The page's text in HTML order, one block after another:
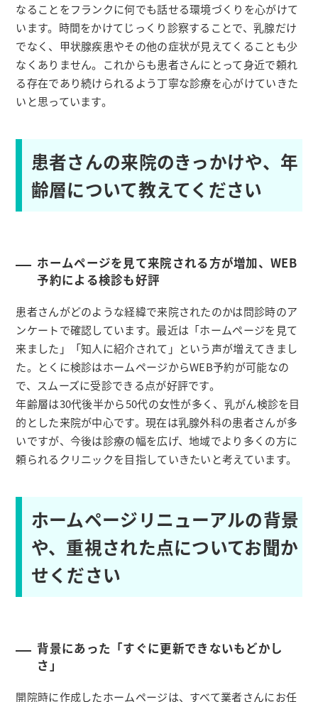
なることをフランクに何でも話せる環境づくりを心がけて
います。時間をかけてじっくり診察することで、乳腺だけ
でなく、甲状腺疾患やその他の症状が見えてくることも少
なくありません。これからも患者さんにとって身近で頼れ
る存在であり続けられるよう丁寧な診療を心がけていきた
いと思っています。
患者さんの来院のきっかけや、年
齢層について教えてください
ホームページを見て来院される方が増加、WEB
予約による検診も好評
患者さんがどのような経緯で来院されたのかは問診時のア
ンケートで確認しています。最近は「ホームページを見て
来ました」「知人に紹介されて」という声が増えてきまし
た。とくに検診はホームページからWEB予約が可能なの
で、スムーズに受診できる点が好評です。
年齢層は30代後半から50代の女性が多く、乳がん検診を目
的とした来院が中心です。現在は乳腺外科の患者さんが多
いですが、今後は診療の幅を広げ、地域でより多くの方に
頼られるクリニックを目指していきたいと考えています。
ホームページリニューアルの背景
や、重視された点についてお聞か
せください
背景にあった「すぐに更新できないもどかし
さ」
開院時に作成したホームページは、すべて業者さんにお任